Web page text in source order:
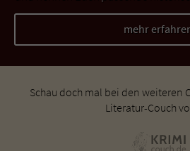
mehr
Schau doch mal bei den weiteren
Literatur-Couch